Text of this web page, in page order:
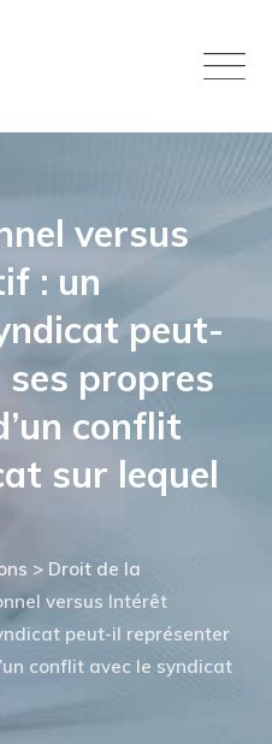
versus
: un
peut-
propres
conflit
sur lequel
> Droit de la
versus Intérêt
peut-il représenter
conflit avec le syndicat